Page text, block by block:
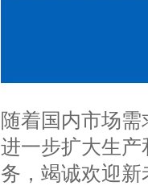
随着国内市场
进一步扩大生
务，竭诚欢迎